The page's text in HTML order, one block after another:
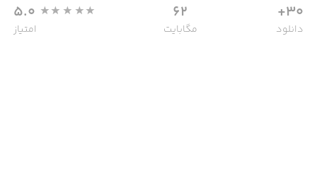
30+
دانلود
62
مگابایت
5.0
امتیاز